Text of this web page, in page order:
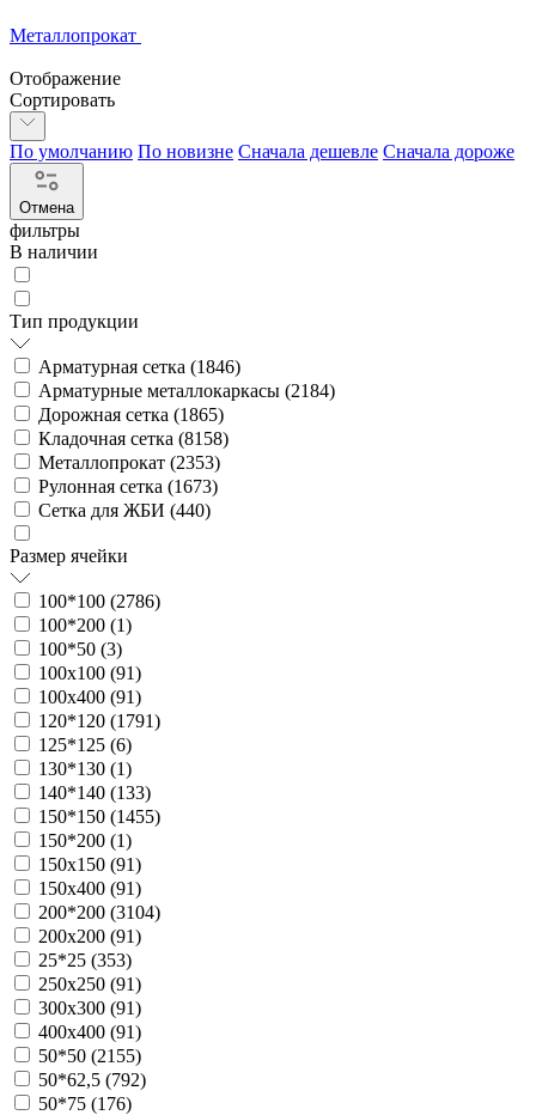
Металлопрокат
Отображение
Сортировать
По умолчанию По новизне Сначала дешевле Сначала дороже
Отмена
фильтры
В наличии
Тип продукции
Арматурная сетка (1846)
Арматурные металлокаркасы (2184)
Дорожная сетка (1865)
Кладочная сетка (8158)
Металлопрокат (2353)
Рулонная сетка (1673)
Сетка для ЖБИ (440)
Размер ячейки
100*100 (2786)
100*200 (1)
100*50 (3)
100х100 (91)
100х400 (91)
120*120 (1791)
125*125 (6)
130*130 (1)
140*140 (133)
150*150 (1455)
150*200 (1)
150х150 (91)
150х400 (91)
200*200 (3104)
200х200 (91)
25*25 (353)
250х250 (91)
300х300 (91)
400х400 (91)
50*50 (2155)
50*62,5 (792)
50*75 (176)